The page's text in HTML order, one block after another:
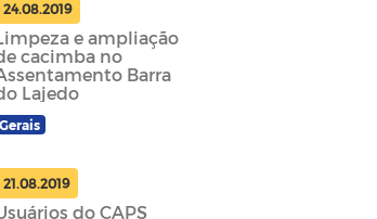
24.08.2019
e ampliação
cacimba no
Barra
Lajedo
Gerais
21.08.2019
do CAPS